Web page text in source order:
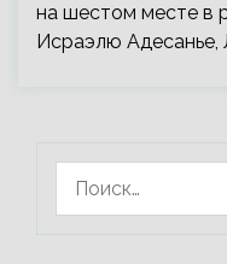
на шестом месте в
Исраэлю Адесанье,